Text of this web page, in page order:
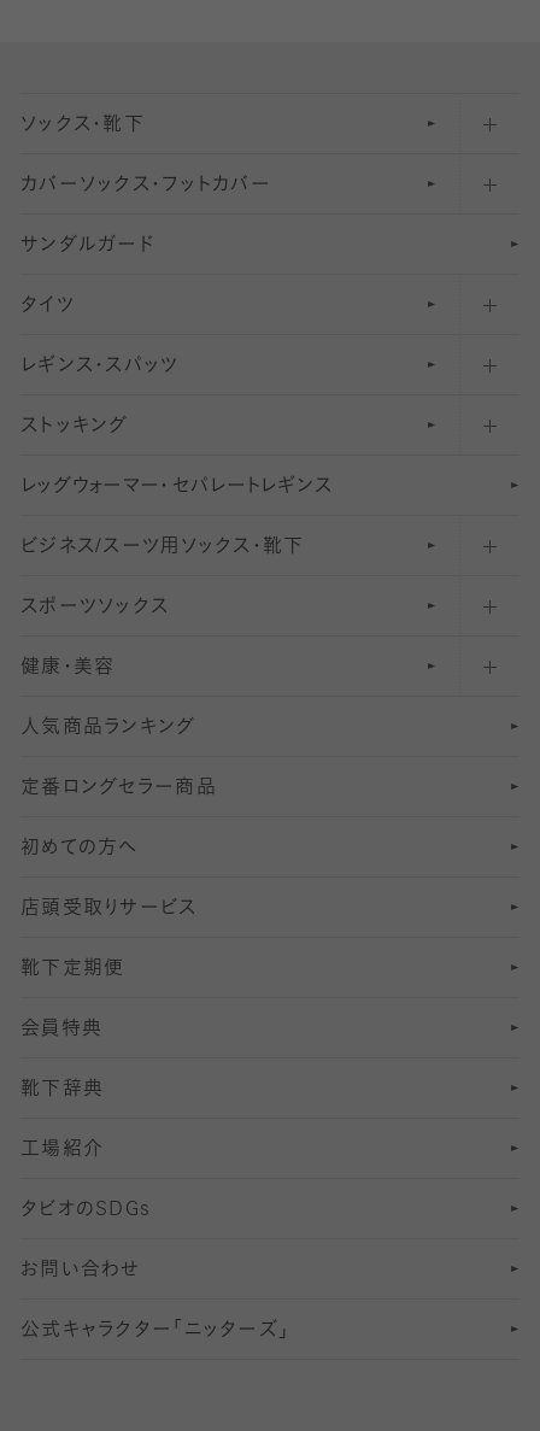
ソックス・靴下
五本指ソックス・靴下
足袋ソックス・靴下
無地・プレーンソックス・靴下
柄ソックス・靴下
スニーカー（くるぶし）用ソックス
アンクル・ショートソックス（くるぶし上）
クルーソックス（ふくらはぎ下）
ハイソックス
オーバーニー・ニーハイソックス
カバーソックス・フットカバー
フットカバー・カバーソックス（深め）
フットカバー・カバーソックス（ふつう）
フットカバー・カバーソックス（浅め）
サンダルガード
タイツ
30デニール以下のタイツ（薄手タイツ）
31〜40デニールタイツ
41〜60デニールタイツ
61〜80デニールタイツ
81 〜110デニールタイツ
111〜210デニールタイツ
211デニールタイツ以上（防寒・厚手タイツ）
レギンス・スパッツ
柄レギンス
無地レギンス
レギンスパンツ（レギパン）
マタニティレギンス
5 分丈
6 分丈レギンス
7 分丈 レギンス
8分丈 レギンス
10分丈 レギンス
12分丈レギンス
13分丈レギンス
ストッキング
伝線しにくいストッキング
ショートストッキング
結婚式用ストッキング
美脚ストッキング
オールスルーストッキング
レッ グ ウォー マー ・ セパレー ト レ ギンス
ビジネス/スーツ用 ソックス・靴下
匠シリーズ
フレッシャーズ向けソックス・靴下
冠婚葬祭向けソックス・靴下
スーツカジュアルソックス・靴下
ロングホーズ
スポーツソックス
ランニングソックス・靴下
ゴルフソックス・靴下
サッカー・フットサル用ソックス
ヨガソックス・靴下
スポーツ用レッグウォーマー
SSサイズ（21～23cm）
Sサイズ（22～25cm）
Mサイズ（25～27cm）
Lサイズ（27～29cm）
健康・美容
インナーソックス
加圧・着圧ソックス
冷えとり靴下
着圧・加圧タイツ
むくみ対策
足の疲れ対策
足の臭い対策
冷え対策
靴ずれ対策
快適な睡眠対策
人気商品ランキング
定番ロングセラー商品
初めての方へ
店頭受取りサービス
靴下定期便
会員特典
靴下辞典
工場紹介
タビオのSDGs
お問い合わせ
公式キャラクター「ニッターズ」